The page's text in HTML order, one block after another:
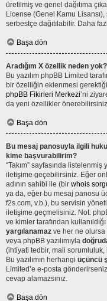
üretilmiş ve genel dağıtıma
License (Genel Kamu Lisansı),
serbestçe dağıtılabilir. Daha
Başa dön
Aradığım X özellik neden yok?
Bu yazılım phpBB Limited
bir özelliğin eklenmesi
phpBB Fikirleri Merkezi’ni
da yeni özellikler
Başa dön
Bu mesaj panosuyla ilgili
kime başvurabilirim?
“Takım” sayfasında
iletişime geçebilirsiniz. Eğer
adının sahibi ile (bir whois
ya da, eğer bu mesaj panosu
f2s.com, v.b.), bu servisin
iletişime geçmelisiniz. Not:
ve kimler tarafından
yargılanamaz ve her ne
veya phpBB yazılımıyla
(ihtiyati tedbir, mali
Bu yazılımın herhangi üçüncü
Limited’e e-posta
cevap alamazsınız.
Başa dön